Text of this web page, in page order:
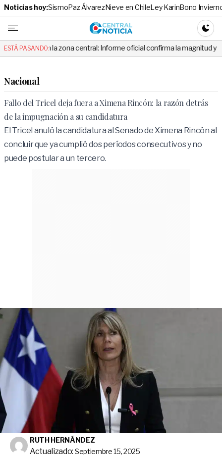
Noticias hoy:SismoPaz ÁlvarezNieve en ChileLey KarinBono
Central
ESTÁ PASANDO:
la zona central: Informe oficial confirma la magnitud y el origen del
Nacional
Fallo del Tricel deja fuera a Ximena Rincón: la razón detrás
de la impugnación a su candidatura
El Tricel anuló la candidatura al Senado de Ximena Rincón al
concluir que ya cumplió dos períodos consecutivos y no
puede postular a un tercero.
RUTH HERNÁNDEZ
Actualizado: Septiembre 15, 2025